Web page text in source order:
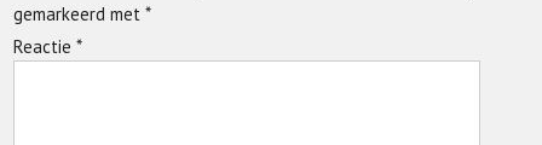
gemarkeerd met*
Reactie*